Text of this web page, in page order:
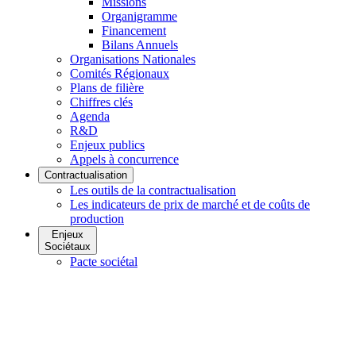
Organigramme
Financement
Bilans Annuels
Organisations Nationales
Comités Régionaux
Plans de filière
Chiffres clés
Agenda
R&D
Enjeux publics
Appels à concurrence
Contractualisation
Les outils de la contractualisation
Les indicateurs de prix de marché et de coûts de
production
Enjeux
Sociétaux
Pacte sociétal